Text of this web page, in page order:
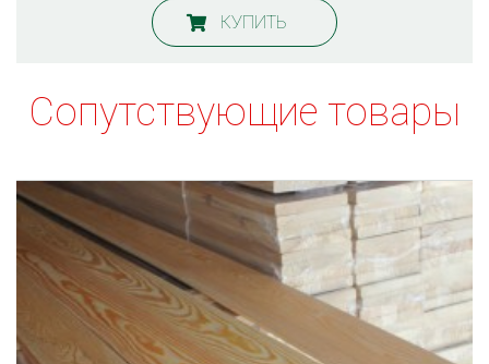
КУПИТЬ
Сопутствующие товары